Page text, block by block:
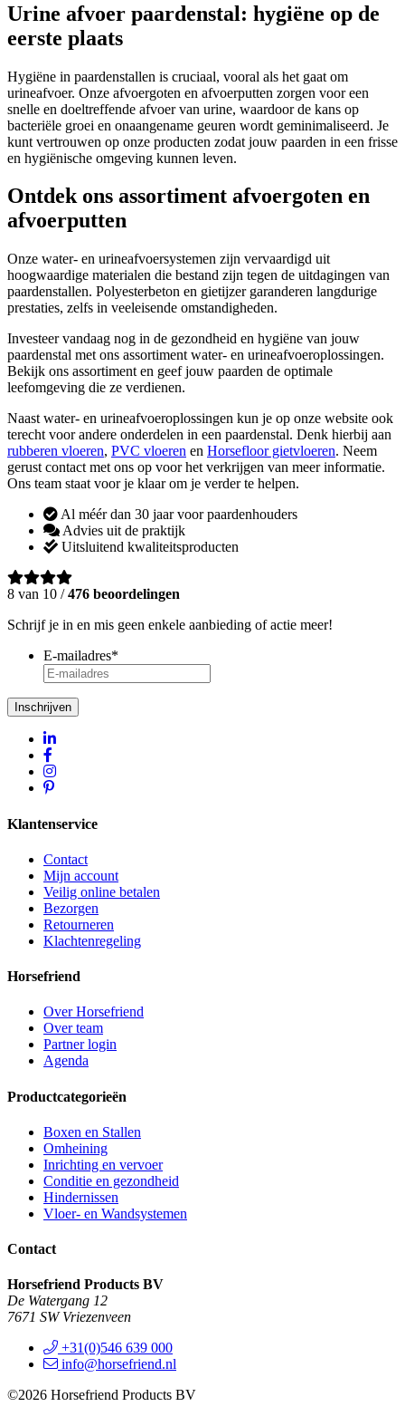
Urine afvoer paardenstal: hygiëne op de
eerste plaats
Hygiëne in paardenstallen is cruciaal, vooral als het gaat om
urineafvoer. Onze afvoergoten en afvoerputten zorgen voor een
snelle en doeltreffende afvoer van urine, waardoor de kans op
bacteriële groei en onaangename geuren wordt geminimaliseerd. Je
kunt vertrouwen op onze producten zodat jouw paarden in een frisse
en hygiënische omgeving kunnen leven.
Ontdek ons assortiment afvoergoten en
afvoerputten
Onze water- en urineafvoersystemen zijn vervaardigd uit
hoogwaardige materialen die bestand zijn tegen de uitdagingen van
paardenstallen. Polyesterbeton en gietijzer garanderen langdurige
prestaties, zelfs in veeleisende omstandigheden.
Investeer vandaag nog in de gezondheid en hygiëne van jouw
paardenstal met ons assortiment water- en urineafvoeroplossingen.
Bekijk ons assortiment en geef jouw paarden de optimale
leefomgeving die ze verdienen.
Naast water- en urineafvoeroplossingen kun je op onze website ook
terecht voor andere onderdelen in een paardenstal. Denk hierbij aan
rubberen vloeren, PVC vloeren en Horsefloor gietvloeren. Neem
gerust contact met ons op voor het verkrijgen van meer informatie.
Ons team staat voor je klaar om je verder te helpen.
Al méér dan 30 jaar voor paardenhouders
Advies uit de praktijk
Uitsluitend kwaliteitsproducten
8 van 10 /476 beoordelingen
Schrijf je in en mis geen enkele aanbieding of actie meer!
E-mailadres*
Inschrijven
Klantenservice
Contact
Mijn account
Veilig online betalen
Bezorgen
Retourneren
Klachtenregeling
Horsefriend
Over Horsefriend
Over team
Partner login
Agenda
Productcategorieën
Boxen en Stallen
Omheining
Inrichting en vervoer
Conditie en gezondheid
Hindernissen
Vloer- en Wandsystemen
Contact
Horsefriend Products BV
De Watergang 12
7671 SW Vriezenveen
+31(0)546 639 000
info@horsefriend.nl
©2026 Horsefriend Products BV